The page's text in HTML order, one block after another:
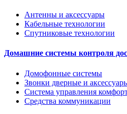
Антенны и аксессуары
Кабельные технологии
Спутниковые технологии
Домашние системы контроля
Домофонные системы
Звонки дверные и
Система управления
Средства коммуникации